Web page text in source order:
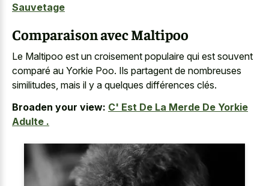
Sauvetage
Comparaison avec Maltipoo
Le Maltipoo est un croisement populaire qui est souvent
comparé au Yorkie Poo. Ils partagent de nombreuses
similitudes, mais il y a quelques différences clés.
Broaden your view: C' Est De La Merde De Yorkie
Adulte .